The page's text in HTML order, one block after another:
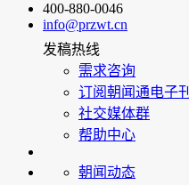
400-880-0046
info@przwt.cn
发稿热线
需求咨询
订阅朝闻通电子刊
社交媒体群
帮助中心
朝闻动态